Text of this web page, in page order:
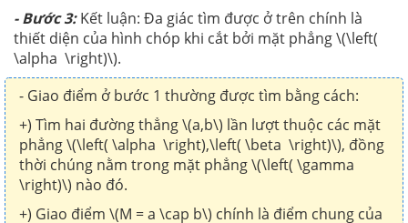
- Bước 3:Kết luận: Đa giác tìm được ở trên chính là
thiết diện của hình chóp khi cắt bởi mặt phẳng \(\left(
\alpha \right)\).
- Giao điểm ở bước 1 thường được tìm bằng cách:
+) Tìm hai đường thẳng \(a,b\) lần lượt thuộc các mặt
phẳng \(\left( \alpha \right),\left( \beta \right)\), đồng
thời chúng nằm trong mặt phẳng \(\left( \gamma
\right)\) nào đó.
+) Giao điểm \(M = a \cap b\) chính là điểm chung của